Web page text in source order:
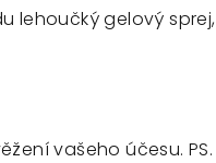
lehoučký gelový
vašeho účesu.